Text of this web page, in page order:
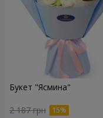
Букет "Ясмина"
2 187 грн